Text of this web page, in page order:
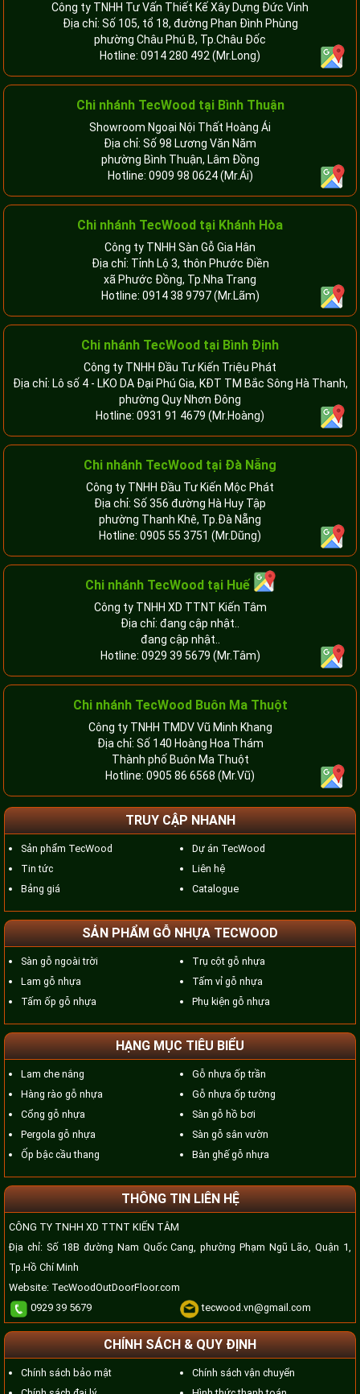
Công ty TNHH Tư Vấn Thiết Kế Xây Dựng Đức Vinh
Địa chỉ: Số 105, tổ 18, đường Phan Đình Phùng
phường Châu Phú B, Tp.Châu Đốc
Hotline: 0914 280 492(Mr.Long)
Chi nhánh TecWood tại Bình Thuận
Showroom Ngoại Nội Thất Hoàng Ái
Địa chỉ: Số 98 Lương Văn Năm
phường Bình Thuận, Lâm Đồng
Hotline: 0909 98 0624(Mr.Ái)
Chi nhánh TecWood tại Khánh Hòa
Công ty TNHH Sàn Gỗ Gia Hân
Địa chỉ: Tỉnh Lộ 3, thôn Phước Điền
xã Phước Đồng, Tp.Nha Trang
Hotline: 0914 38 9797(Mr.Lãm)
Chi nhánh TecWood tại Bình Định
Công ty TNHH Đầu Tư Kiến Triệu Phát
Địa chỉ: Lô số 4 - LKO DA Đại Phú Gia, KĐT TM Bắc Sông Hà Thanh,
phường Quy Nhơn Đông
Hotline: 0931 91 4679 (Mr.Hoàng)
Chi nhánh TecWood tại Đà Nẵng
Công ty TNHH Đầu Tư Kiến Mộc Phát
Địa chỉ: Số 356 đường Hà Huy Tập
phường Thanh Khê, Tp.Đà Nẵng
Hotline: 0905 55 3751 (Mr.Dũng)
Chi nhánh TecWood tại Huế
Công ty TNHH XD TTNT Kiến Tâm
Địa chỉ: đang cập nhật..
đang cập nhật..
Hotline: 0929 39 5679 (Mr.Tâm)
Chi nhánh TecWood Buôn Ma Thuột
Công ty TNHH TMDV Vũ Minh Khang
Địa chỉ: Số 140 Hoàng Hoa Thám
Thành phố Buôn Ma Thuột
Hotline: 0905 86 6568 (Mr.Vũ)
TRUY CẬP NHANH
Sản phẩm TecWood
Tin tức
Bảng giá
Dự án TecWood
Liên hệ
Catalogue
SẢN PHẨM GỖ NHỰA TECWOOD
Sàn gỗ ngoài trời
Lam gỗ nhựa
Tấm ốp gỗ nhựa
Trụ cột gỗ nhựa
Tấm vỉ gỗ nhựa
Phụ kiện gỗ nhựa
HẠNG MỤC TIÊU BIỂU
Lam che nắng
Hàng rào gỗ nhựa
Cổng gỗ nhựa
Pergola gỗ nhựa
Ốp bậc cầu thang
Gỗ nhựa ốp trần
Gỗ nhựa ốp tường
Sàn gỗ hồ bơi
Sàn gỗ sân vườn
Bàn ghế gỗ nhựa
THÔNG TIN LIÊN HỆ
CÔNG TY TNHH XD TTNT KIẾN TÂM
Địa chỉ: Số 18B đường Nam Quốc Cang, phường Phạm Ngũ Lão, Quận 1,
Tp.Hồ Chí Minh
Website: TecWoodOutDoorFloor.com
0929 39 5679
tecwood.vn@gmail.com
CHÍNH SÁCH & QUY ĐỊNH
Chính sách bảo mật
Chính sách vận chuyển